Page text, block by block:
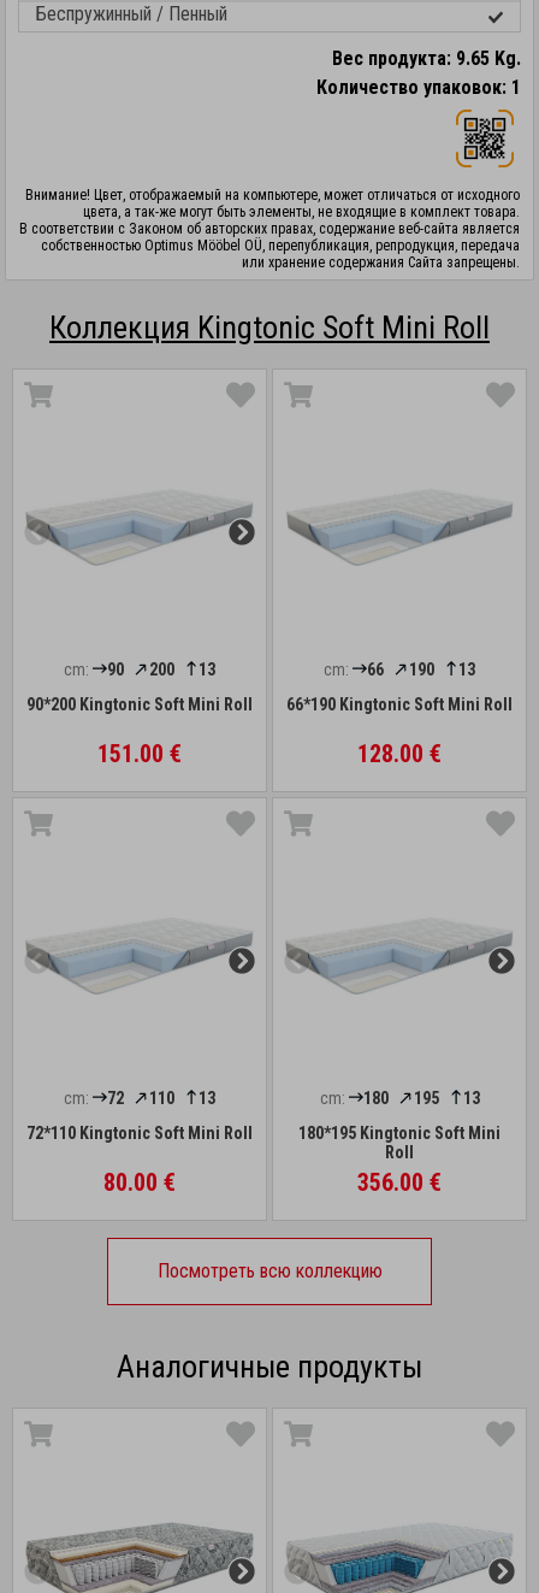
Беспружинный / Пенный
Вес продукта: 9.65 Kg.
Количество упаковок: 1
Внимание! Цвет, отображаемый на компьютере, может отличаться от исходного
цвета, а так-же могут быть элементы, не входящие в комплект товара.
В соответствии с Законом об авторских правах, содержание веб-сайта является
собственностью Optimus Mööbel OÜ, перепубликация, репродукция, передача
или хранение содержания Сайта запрещены.
Коллекция Kingtonic Soft Mini Roll
cm: 90 200
13
90*200 Kingtonic Soft Mini Roll
151.00 €
cm: 66 190
13
66*190 Kingtonic Soft Mini Roll
128.00 €
cm: 72 110
13
72*110 Kingtonic Soft Mini Roll
80.00 €
cm: 180 195
13
180*195 Kingtonic Soft Mini
Roll
356.00 €
Посмотреть всю коллекцию
Аналогичные продукты